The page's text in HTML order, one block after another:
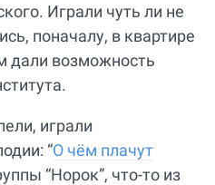
Играли чуть ли не
поначалу, в квартире
дали возможность
играли
“О чём плачут
“Норок”, что-то из